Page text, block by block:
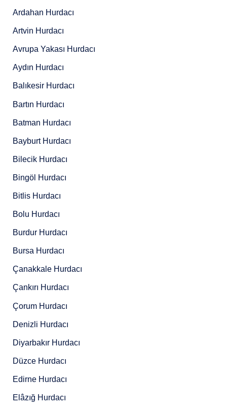
Ardahan Hurdacı
Artvin Hurdacı
Avrupa Yakası Hurdacı
Aydın Hurdacı
Balıkesir Hurdacı
Bartın Hurdacı
Batman Hurdacı
Bayburt Hurdacı
Bilecik Hurdacı
Bingöl Hurdacı
Bitlis Hurdacı
Bolu Hurdacı
Burdur Hurdacı
Bursa Hurdacı
Çanakkale Hurdacı
Çankırı Hurdacı
Çorum Hurdacı
Denizli Hurdacı
Diyarbakır Hurdacı
Düzce Hurdacı
Edirne Hurdacı
Elâzığ Hurdacı